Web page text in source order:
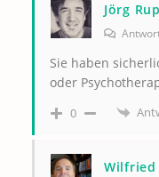
Jörg
Sie haben
oder
0
Wilfried